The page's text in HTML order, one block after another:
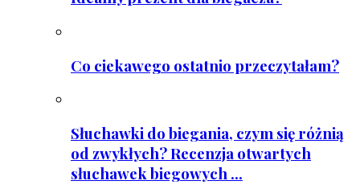
Co ciekawego ostatnio przeczytałam?
Słuchawki do biegania, czym się różnią
od zwykłych? Recenzja otwartych
słuchawek biegowych ...